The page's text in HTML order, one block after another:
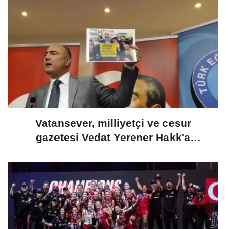
Vatansever, milliyetçi ve cesur
gazetesi Vedat Yerener Hakk'a